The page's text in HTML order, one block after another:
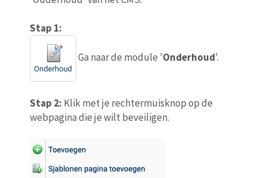
Stap 1:
Ga naar de module 'Onderhoud'.
Stap 2: Klik met je rechtermuisknop op de
webpagina die je wilt beveiligen.